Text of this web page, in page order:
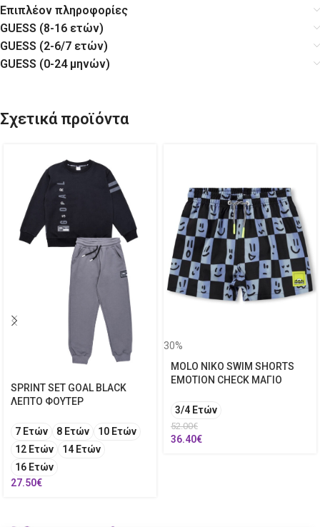
Επιπλέον πληροφορίες
GUESS (8-16 ετών)
GUESS (2-6/7 ετών)
GUESS (0-24 μηνών)
Σχετικά προϊόντα
SPRINT SET GOAL BLACK
ΛΕΠΤΟ ΦΟΥΤΕΡ
7 Ετών 8 Ετών
10 Ετών
12 Ετών
14 Ετών
16 Ετών
27.50€
30%
MOLO NIKO SWIM SHORTS
EMOTION CHECK ΜΑΓΙΟ
3/4 Ετών
52.00€
36.40€